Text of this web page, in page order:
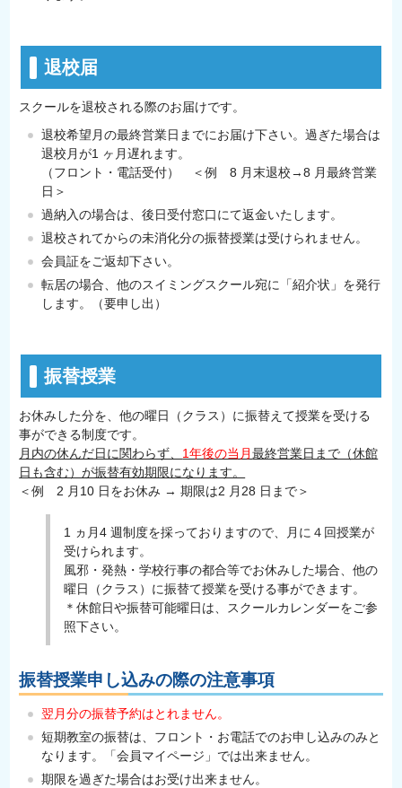
退校届
スクールを退校される際のお届けです。
退校希望月の最終営業日までにお届け下さい。過ぎた場合は
退校月が1 ヶ月遅れます。
（フロント・電話受付） ＜例 8 月末退校→8 月最終営業
日＞
過納入の場合は、後日受付窓口にて返金いたします。
退校されてからの未消化分の振替授業は受けられません。
会員証をご返却下さい。
転居の場合、他のスイミングスクール宛に「紹介状」を発行
します。（要申し出）
振替授業
お休みした分を、他の曜日（クラス）に振替えて授業を受ける
事ができる制度です。
月内の休んだ日に関わらず、 1年後の当月最終営業日まで（休館
日も含む）が振替有効期限になります。
＜例 2 月10 日をお休み → 期限は2 月28 日まで＞
1 ヵ月4 週制度を採っておりますので、月に４回授業が
受けられます。
風邪・発熱・学校行事の都合等でお休みした場合、他の
曜日（クラス）に振替て授業を受ける事ができます。
＊休館日や振替可能曜日は、スクールカレンダーをご参
照下さい。
振替授業申し込みの際の注意事項
翌月分の振替予約はとれません。
短期教室の振替は、フロント・お電話でのお申し込みのみと
なります。「会員マイページ」では出来ません。
期限を過ぎた場合はお受け出来ません。